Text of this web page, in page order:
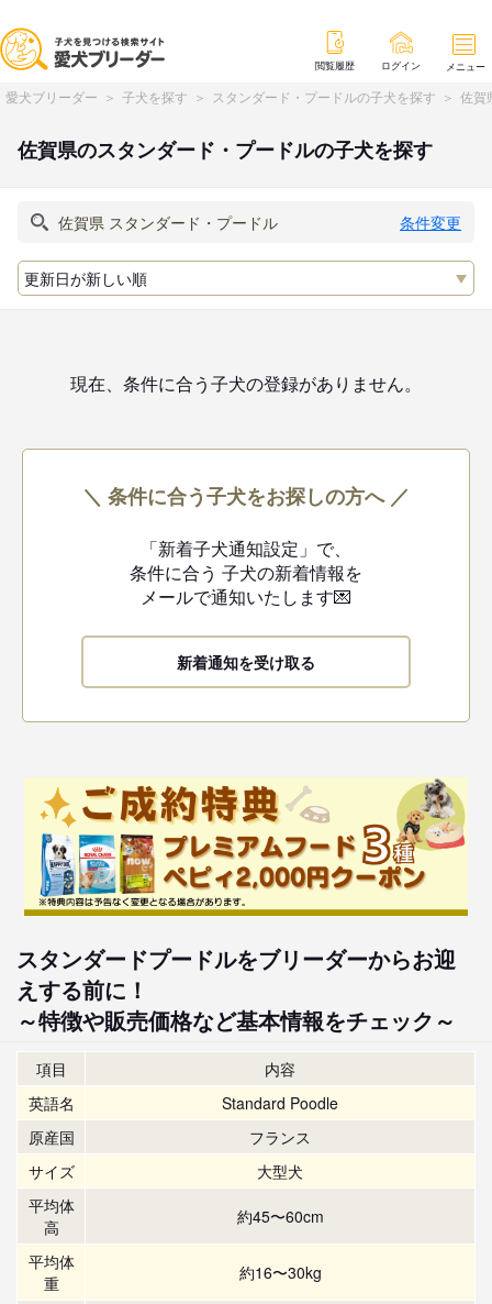
閲覧履歴 ログイン メニュー
愛犬ブリーダー 子犬を探す スタンダード・プードルの子犬を探す 佐賀
佐賀県のスタンダード・プードルの子犬を探す
条件変更
現在、条件に合う子犬の登録がありません。
＼ 条件に合う子犬をお探しの方へ ／
「新着子犬通知設定」で、
条件に合う 子犬の新着情報を
メールで通知いたします💌
新着通知を受け取る
スタンダードプードルをブリーダーからお迎
えする前に！
～特徴や販売価格など基本情報をチェック～
項目
内容
英語名
Standard Poodle
原産国
フランス
サイズ
大型犬
平均体
高
約45〜60cm
平均体
重
約16〜30kg